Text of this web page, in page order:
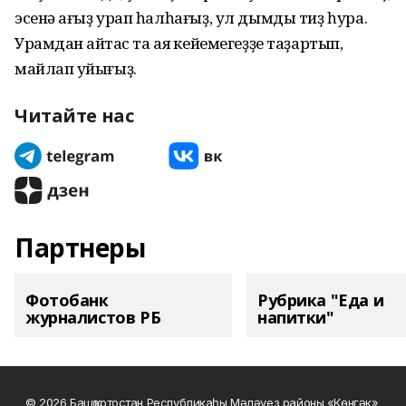
эсенә ҡағыҙ урап һалһағыҙ, ул дымды тиҙ һура.
Урамдан ҡайтҡас та аяҡ кейемегеҙҙе таҙартып,
майлап ҡуйығыҙ.
Читайте нас
Партнеры
Фотобанк
журналистов РБ
Рубрика "Еда и
напитки"
© 2026 Башҡортостан Республикаһы Мәләүез районы «Көнгәк»